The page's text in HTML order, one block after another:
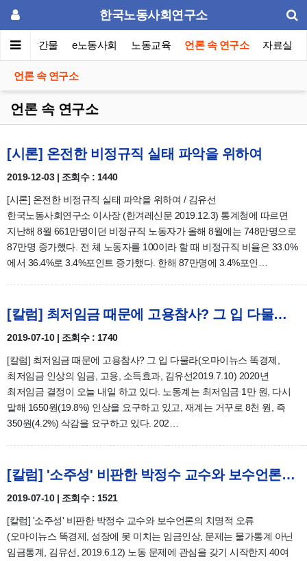
한국노동사회연구소
퍼 발간물 e노동사회 노동교육 언론 속 연구소 자료실
언론 속 연구소
언론 속 연구소
[시론] 온전한 비정규직 실태 파악을 위하여
2019-12-03 | 조회수 : 1440
[시론] 온전한 비정규직 실태 파악을 위하여 / 김유선
한국노동사회연구소 이사장 (한겨레신문 2019.12.3) 통계청에 따르면
지난해 8월 661만명이던 비정규직 노동자가 올해 8월에는 748만명으로
87만명 증가했다. 전 체 노동자를 100이라 할 때 비정규직 비율은 33.0%
에서 36.4%로 3.4%포인트 증가했다. 한해 87만명에 3.4%포인…
[칼럼] 최저임금 때문에 고용참사? 그 입 다물라(2019.7.10)
2019-07-10 | 조회수 : 1740
[칼럼] 최저임금 때문에 고용참사? 그 입 다물라(오마이뉴스 똑경제,
최저임금 인상의 임금, 고용, 소득효과, 김유선2019.7.10) 2020년
최저임금 결정이 오늘 내일 하고 있다. 노동계는 최저임금 1만 원, 다시
말해 1650원(19.8%) 인상을 요구하고 있고, 재계는 거꾸로 8천 원, 즉
350원(4.2%) 삭감을 요구하고 있다. 202…
[칼럼] '소주성' 비판한 박정수 교수와 보수언론의 치명적 오류(2019.6.12)
2019-07-10 | 조회수 : 1521
[칼럼] '소주성' 비판한 박정수 교수와 보수언론의 치명적 오류
(오마이뉴스 똑경제, 성장에 못 미치는 임금인상, 문제는 물가통계 아닌
임금통계, 김유선, 2019.6.12) 노동 문제에 관심을 갖기 시작한지 40여